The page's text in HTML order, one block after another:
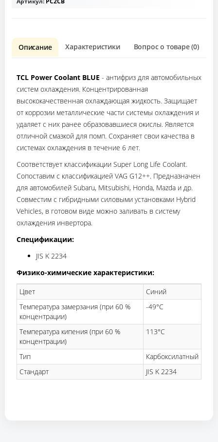
Описание Характеристики Вопрос о товаре (0)
TCL Power Coolant BLUE - антифриз для автомобильных
систем охлаждения. Концентрированная
высококачественная охлаждающая жидкость. Защищает
от коррозии металлические части системы охлаждения и
удаляет с них ранее образовавшиеся окислы. Является
отличной смазкой для помп. Сохраняет свои качества в
системах охлаждения в течение 6 лет.
Соответствует классификации Super Long Life Coolant.
Сопоставим с классификацией VAG G12++. Предназначен
для автомобилей Subaru, Mitsubishi, Honda, Mazda и др.
Совместим с гибридными силовыми установками Hybrid
Vehicles, в готовом виде можно заливать в систему
охлаждения инвертора.
Спецификации:
JIS K 2234
Физико-химические характеристики:
Цвет
Синий
Температура замерзания (при 60 %
концентрации)
-49°C
Температура кипения (при 60 %
концентрации)
113°C
Тип
Карбоксилатный
Стандарт
JIS K 2234